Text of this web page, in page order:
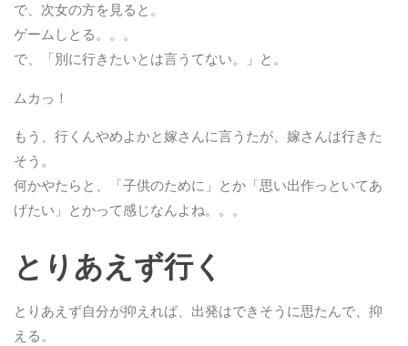
で、次女の方を見ると。
ゲームしとる。。。
で、「別に行きたいとは言うてない。」と。
ムカっ！
もう、行くんやめよかと嫁さんに言うたが、嫁さんは行きた
そう。
何かやたらと、「子供のために」とか「思い出作っといてあ
げたい」とかって感じなんよね。。。
とりあえず行く
とりあえず自分が抑えれば、出発はできそうに思たんで、抑
える。